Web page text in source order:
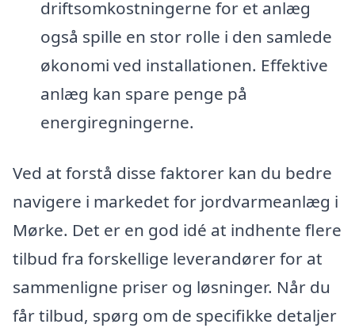
driftsomkostningerne for et anlæg
også spille en stor rolle i den samlede
økonomi ved installationen. Effektive
anlæg kan spare penge på
energiregningerne.
Ved at forstå disse faktorer kan du bedre
navigere i markedet for jordvarmeanlæg i
Mørke. Det er en god idé at indhente flere
tilbud fra forskellige leverandører for at
sammenligne priser og løsninger. Når du
får tilbud, spørg om de specifikke detaljer